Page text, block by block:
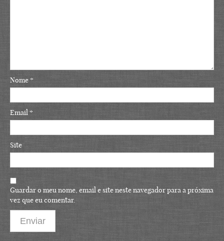
Nome *
Email*
Site
Guardar o meu nome, email e site neste navegador para a próxima
vez que eu comentar.